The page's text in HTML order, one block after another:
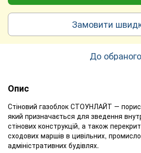
Замовити
До обраного
Опис
Стіновий газоблок СТОУНЛАЙТ ―
який призначається для зведення
стінових конструкцій, а також
сходових маршів в цивільних,
адміністративних будівлях.